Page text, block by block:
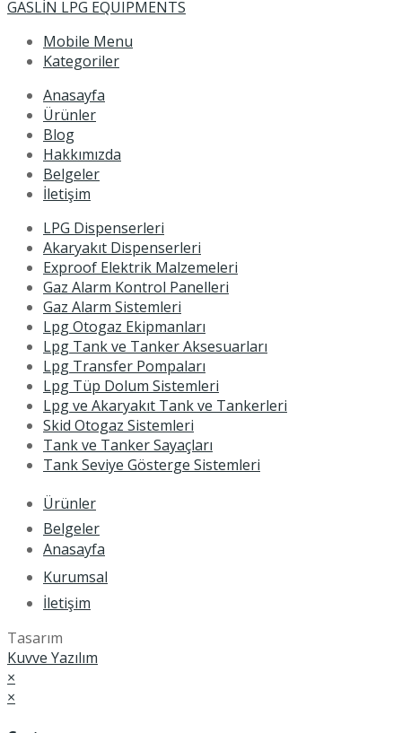
GASLİN LPG EQUIPMENTS
Mobile Menu
Kategoriler
Anasayfa
Ürünler
Blog
Hakkımızda
Belgeler
İletişim
LPG Dispenserleri
Akaryakıt Dispenserleri
Exproof Elektrik Malzemeleri
Gaz Alarm Kontrol Panelleri
Gaz Alarm Sistemleri
Lpg Otogaz Ekipmanları
Lpg Tank ve Tanker Aksesuarları
Lpg Transfer Pompaları
Lpg Tüp Dolum Sistemleri
Lpg ve Akaryakıt Tank ve Tankerleri
Skid Otogaz Sistemleri
Tank ve Tanker Sayaçları
Tank Seviye Gösterge Sistemleri
Ürünler
Belgeler
Anasayfa
Kurumsal
İletişim
Tasarım
Kuvve Yazılım
×
×